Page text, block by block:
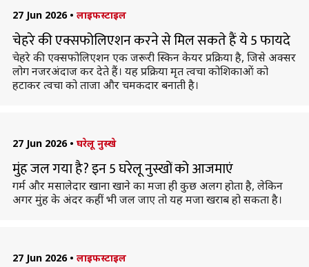
27 Jun 2026 • लाइफस्टाइल
चेहरे की एक्सफोलिएशन करने से मिल सकते हैं ये 5 फायदे
चेहरे की एक्सफोलिएशन एक जरूरी स्किन केयर प्रक्रिया है, जिसे अक्सर
लोग नजरअंदाज कर देते हैं। यह प्रक्रिया मृत त्वचा कोशिकाओं को
हटाकर त्वचा को ताजा और चमकदार बनाती है।
27 Jun 2026 • घरेलू नुस्खे
मुंह जल गया है? इन 5 घरेलू नुस्खों को आजमाएं
गर्म और मसालेदार खाना खाने का मजा ही कुछ अलग होता है, लेकिन
अगर मुंह के अंदर कहीं भी जल जाए तो यह मजा खराब हो सकता है।
27 Jun 2026 • लाइफस्टाइल